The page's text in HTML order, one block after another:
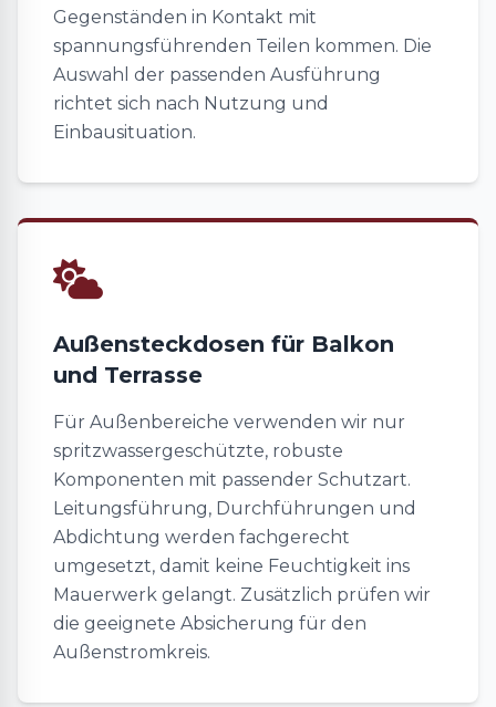
Gegenständen in Kontakt mit
spannungsführenden Teilen kommen. Die
Auswahl der passenden Ausführung
richtet sich nach Nutzung und
Einbausituation.
Außensteckdosen für Balkon
und Terrasse
Für Außenbereiche verwenden wir nur
spritzwassergeschützte, robuste
Komponenten mit passender Schutzart.
Leitungsführung, Durchführungen und
Abdichtung werden fachgerecht
umgesetzt, damit keine Feuchtigkeit ins
Mauerwerk gelangt. Zusätzlich prüfen wir
die geeignete Absicherung für den
Außenstromkreis.